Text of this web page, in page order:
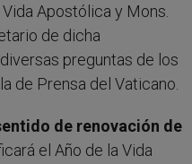
Apostólica y Mons.
de dicha
preguntas de los
de Prensa del Vaticano.
de renovación de
el Año de la Vida